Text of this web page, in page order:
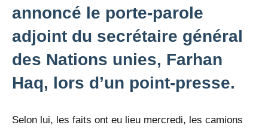
annoncé le porte-parole
adjoint du secrétaire général
des Nations unies, Farhan
Haq, lors d’un point-presse.
Selon lui, les faits ont eu lieu mercredi, les camions